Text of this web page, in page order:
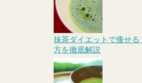
抹茶ダイエットで痩せる
方を徹底解説